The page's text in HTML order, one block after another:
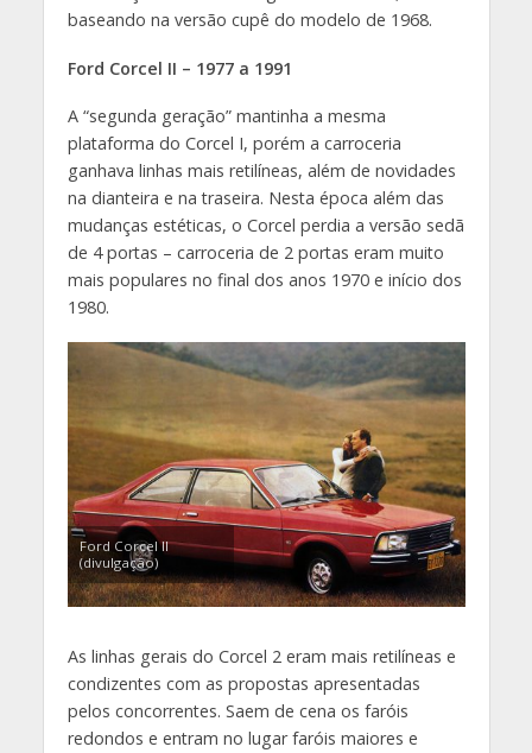
baseando na versão cupê do modelo de 1968.
Ford Corcel II – 1977 a 1991
A “segunda geração” mantinha a mesma
plataforma do Corcel I, porém a carroceria
ganhava linhas mais retilíneas, além de novidades
na dianteira e na traseira. Nesta época além das
mudanças estéticas, o Corcel perdia a versão sedã
de 4 portas – carroceria de 2 portas eram muito
mais populares no final dos anos 1970 e início dos
1980.
Ford Corcel II
(divulgação)
As linhas gerais do Corcel 2 eram mais retilíneas e
condizentes com as propostas apresentadas
pelos concorrentes. Saem de cena os faróis
redondos e entram no lugar faróis maiores e